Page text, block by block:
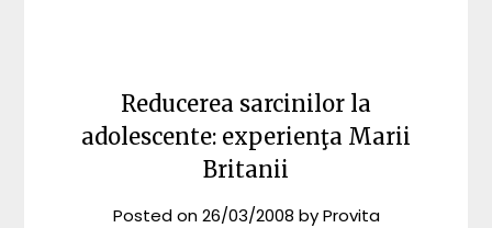
Reducerea sarcinilor la
adolescente: experienţa Marii
Britanii
Posted on26/03/2008 byProvita